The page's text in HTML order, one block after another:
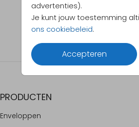
advertenties).
Je kunt jouw toestemming
ons cookiebeleid.
Accepteren
PRODUCTEN
Enveloppen